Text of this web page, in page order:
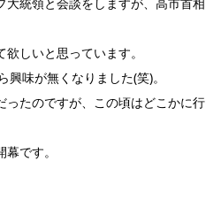
しいと思っています。
味が無くなりました(笑)。
ったのですが、この頃はどこかに行
です。